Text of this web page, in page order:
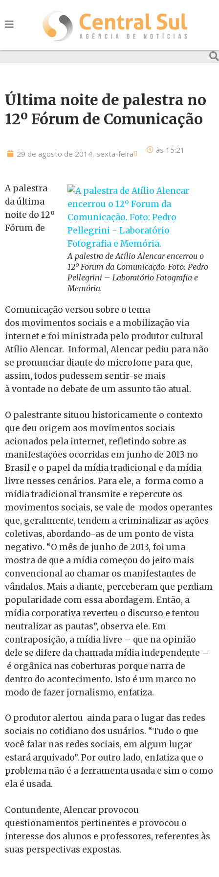
Última noite de palestra no
12º Fórum de Comunicação
29 de agosto de 2014, sexta-feira às 15:21
A palestra de Atílio Alencar encerrou o
12º Forum da Comunicação. Foto: Pedro
Pellegrini – Laboratório Fotografia e
Memória.
A palestra
da última
noite do 12º
Fórum de
Comunicação versou sobre o tema
dos movimentos sociais e a mobilização via
internet e foi ministrada pelo produtor cultural
Atílio Alencar. Informal, Alencar pediu para não
se pronunciar diante do microfone para que,
assim, todos pudessem sentir-se mais
à vontade no debate de um assunto tão atual.
O palestrante situou historicamente o contexto
que deu origem aos movimentos sociais
acionados pela internet, refletindo sobre as
manifestações ocorridas em junho de 2013 no
Brasil e o papel da mídia tradicional e da mídia
livre nesses cenários. Para ele, a forma como a
mídia tradicional transmite e repercute os
movimentos sociais, se vale de modos operantes
que, geralmente, tendem a criminalizar as ações
coletivas, abordando-as de um ponto de vista
negativo. “O mês de junho de 2013, foi uma
mostra de que a mídia começou do jeito mais
convencional ao chamar os manifestantes de
vândalos. Mais a diante, perceberam que perdiam
popularidade com essa abordagem. Então, a
mídia corporativa reverteu o discurso e tentou
neutralizar as pautas”, observa ele. Em
contraposição, a mídia livre – que na opinião
dele se difere da chamada mídia independente –
é orgânica nas coberturas porque narra de
dentro do acontecimento. Isto é um marco no
modo de fazer jornalismo, enfatiza.
O produtor alertou ainda para o lugar das redes
sociais no cotidiano dos usuários. “Tudo o que
você falar nas redes sociais, em algum lugar
estará arquivado”. Por outro lado, enfatiza que o
problema não é a ferramenta usada e sim o como
ela é usada.
Contundente, Alencar provocou
questionamentos pertinentes e provocou o
interesse dos alunos e professores, referentes às
suas perspectivas expostas.